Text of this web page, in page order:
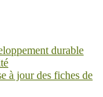
durable
à jour des fiches de